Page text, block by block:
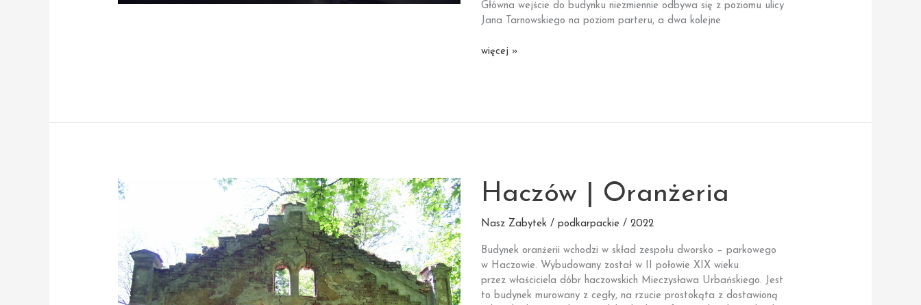
Główna wejście do budynku niezmiennie odbywa się z poziomu ulicy
Jana Tarnowskiego na poziom parteru, a dwa kolejne
Jarosław
Żydowskiego
więcej »
Haczów | Oranżeria
Nasz Zabytek / podkarpackie / 2022
Budynek oranżerii wchodzi w skład zespołu dworsko – parkowego
w Haczowie. Wybudowany został w II połowie XIX wieku
przez właściciela dóbr haczowskich Mieczysława Urbańskiego. Jest
to budynek murowany z cegły, na rzucie prostokąta z dostawioną